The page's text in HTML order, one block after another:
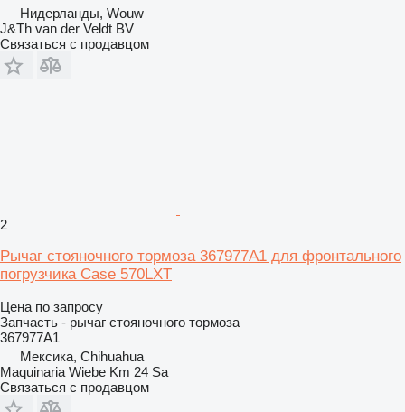
Нидерланды, Wouw
J&Th van der Veldt BV
Связаться с продавцом
2
Рычаг стояночного тормоза 367977A1 для фронтального
погрузчика Case 570LXT
Цена по запросу
Запчасть - рычаг стояночного тормоза
367977A1
Мексика, Chihuahua
Maquinaria Wiebe Km 24 Sa
Связаться с продавцом